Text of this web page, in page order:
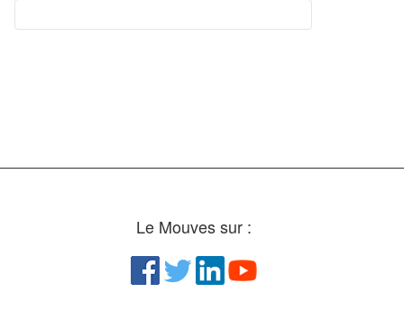
Le Mouves sur :